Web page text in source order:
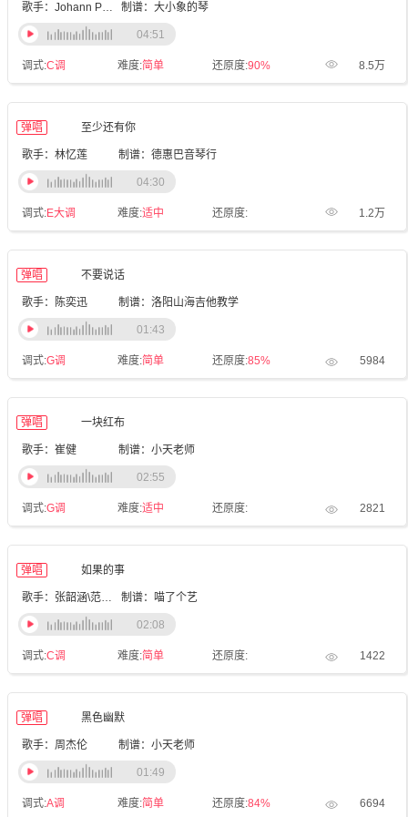
歌手：Johann Pachelbel 制谱：大小象的琴
调式:C调 难度:简单 还原度:90% 8.5万
04:51
弹唱 至少还有你
歌手：林忆莲 制谱：德惠巴音琴行
调式:E大调 难度:适中 还原度: 1.2万
04:30
弹唱 不要说话
歌手：陈奕迅 制谱：洛阳山海吉他教学
调式:G调 难度:简单 还原度:85% 5984
01:43
弹唱 一块红布
歌手：崔健 制谱：小天老师
调式:G调 难度:适中 还原度: 2821
02:55
弹唱 如果的事
歌手：张韶涵\范玮琪 制谱：喵了个艺
调式:C调 难度:简单 还原度: 1422
02:08
弹唱 黑色幽默
歌手：周杰伦 制谱：小天老师
调式:A调 难度:简单 还原度:84% 6694
01:49